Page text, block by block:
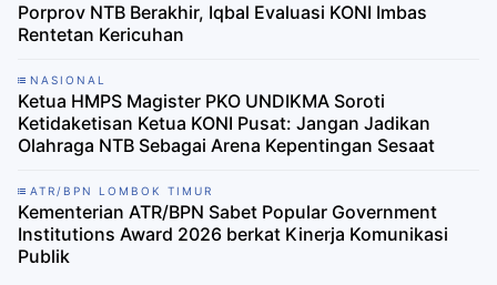
Porprov NTB Berakhir, Iqbal Evaluasi KONI Imbas
Rentetan Kericuhan
NASIONAL
Ketua HMPS Magister PKO UNDIKMA Soroti
Ketidaketisan Ketua KONI Pusat: Jangan Jadikan
Olahraga NTB Sebagai Arena Kepentingan Sesaat
ATR/BPN LOMBOK TIMUR
Kementerian ATR/BPN Sabet Popular Government
Institutions Award 2026 berkat Kinerja Komunikasi
Publik